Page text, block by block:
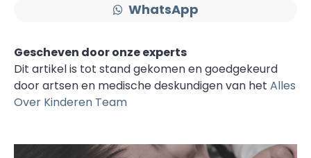
WhatsApp
Gescheven door onze experts
Dit artikel is tot stand gekomen en goedgekeurd
door artsen en medische deskundigen van het Alles
Over Kinderen Team